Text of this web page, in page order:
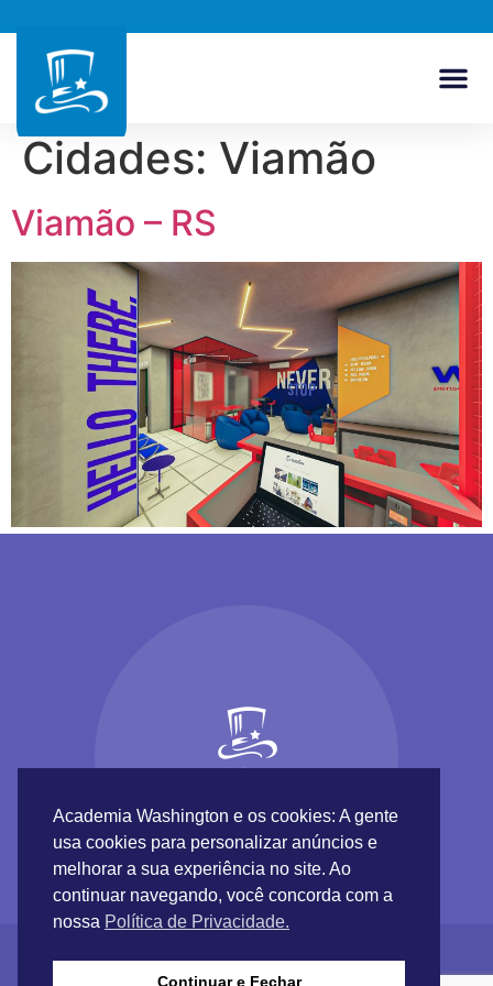
Cidades: Viamão
Viamão – RS
Academia Washington e os cookies: A gente
usa cookies para personalizar anúncios e
melhorar a sua experiência no site. Ao
continuar navegando, você concorda com a
nossa Política de Privacidade.
Continuar e Fechar